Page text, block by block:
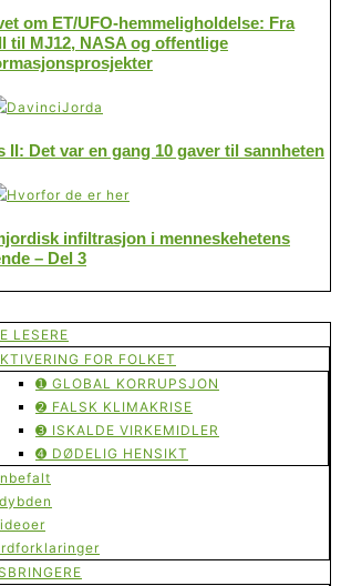
om ET/UFO-hemmeligholdelse: Fra
til MJ12, NASA og offentlige
II: Det var en gang 10 gaver til sannheten
infiltrasjon i menneskehetens
– Del 3
LESERE
FOR FOLKET
➊ GLOBAL KORRUPSJON
➋ FALSK KLIMAKRISE
➌ ISKALDE VIRKEMIDLER
➍ DØDELIG HENSIKT